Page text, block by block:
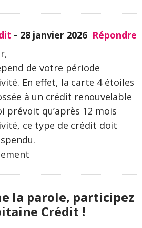
- 28 janvier 2026 Répondre
de votre période
En effet, la carte 4 étoiles
à un crédit renouvelable
prévoit qu’après 12 mois
ce type de crédit doit
la parole, participez
Crédit !